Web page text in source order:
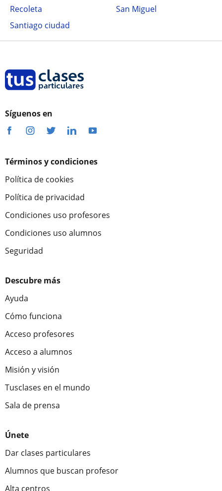
Recoleta
San Miguel
Santiago ciudad
Síguenos en
Términos y condiciones
Política de cookies
Política de privacidad
Condiciones uso profesores
Condiciones uso alumnos
Seguridad
Descubre más
Ayuda
Cómo funciona
Acceso profesores
Acceso a alumnos
Misión y visión
Tusclases en el mundo
Sala de prensa
Únete
Dar clases particulares
Alumnos que buscan profesor
Alta centros